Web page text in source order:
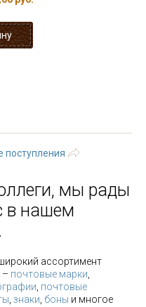
поступления
мы рады
в нашем
ассортимент
– почтовые марки
почтовые
знаки боны и многое